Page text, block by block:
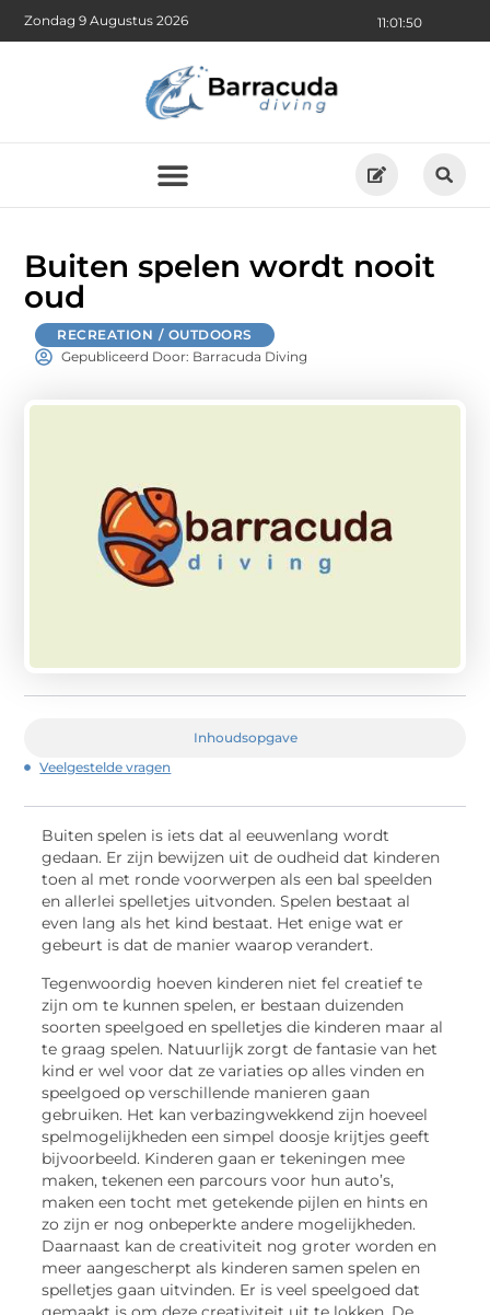
11:01:51
Zondag 9 Augustus 2026
Buiten spelen wordt nooit
oud
RECREATION / OUTDOORS
Gepubliceerd Door: Barracuda Diving
Inhoudsopgave
Veelgestelde vragen
Buiten spelen is iets dat al eeuwenlang wordt
gedaan. Er zijn bewijzen uit de oudheid dat kinderen
toen al met ronde voorwerpen als een bal speelden
en allerlei spelletjes uitvonden. Spelen bestaat al
even lang als het kind bestaat. Het enige wat er
gebeurt is dat de manier waarop verandert.
Tegenwoordig hoeven kinderen niet fel creatief te
zijn om te kunnen spelen, er bestaan duizenden
soorten speelgoed en spelletjes die kinderen maar al
te graag spelen. Natuurlijk zorgt de fantasie van het
kind er wel voor dat ze variaties op alles vinden en
speelgoed op verschillende manieren gaan
gebruiken. Het kan verbazingwekkend zijn hoeveel
spelmogelijkheden een simpel doosje krijtjes geeft
bijvoorbeeld. Kinderen gaan er tekeningen mee
maken, tekenen een parcours voor hun auto’s,
maken een tocht met getekende pijlen en hints en
zo zijn er nog onbeperkte andere mogelijkheden.
Daarnaast kan de creativiteit nog groter worden en
meer aangescherpt als kinderen samen spelen en
spelletjes gaan uitvinden. Er is veel speelgoed dat
gemaakt is om deze creativiteit uit te lokken. De